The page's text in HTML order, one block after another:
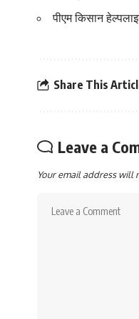
पीएम किसान
Share This
Leave a
Your email address will